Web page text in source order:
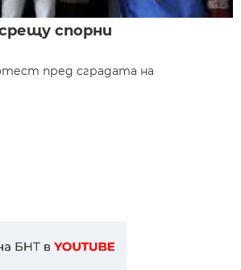
спорни
пред сградата на